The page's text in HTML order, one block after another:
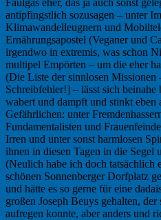
antipfingstlich sozusagen – unter
Klimawandelleugnern und
Ernährungsapostel (Veganer und
irgendwo in extremis, was schon
multipel Empörten – um die eher
(Die Liste der sinnlosen Missionen
Schreibfehler!] – lässt sich
wabert und dampft und stinkt eben
Gefährlichen: unter
Fundamentalisten und
Irren und unter sonst harmlosen
ihnen in diesen Tagen in die Segel
(Neulich habe ich doch tatsächlich
schönen Sonnenberger Dorfplatz
und hätte es so gerne für eine
großen Joseph Beuys gehalten,
aufregen konnte, aber anders und